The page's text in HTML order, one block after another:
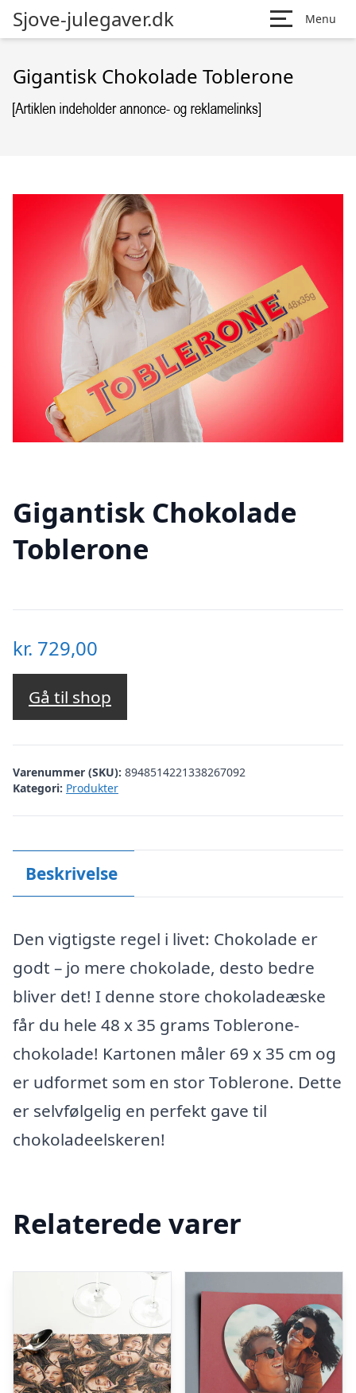
Sjove-julegaver.dk Menu
Gigantisk Chokolade Toblerone
Gigantisk Chokolade
Toblerone
kr. 729,00
Gå til shop
Varenummer (SKU): 8948514221338267092
Kategori: Produkter
Beskrivelse
Den vigtigste regel i livet: Chokolade er
godt – jo mere chokolade, desto bedre
bliver det! I denne store chokoladeæske
får du hele 48 x 35 grams Toblerone-
chokolade! Kartonen måler 69 x 35 cm og
er udformet som en stor Toblerone. Dette
er selvfølgelig en perfekt gave til
chokoladeelskeren!
Relaterede varer